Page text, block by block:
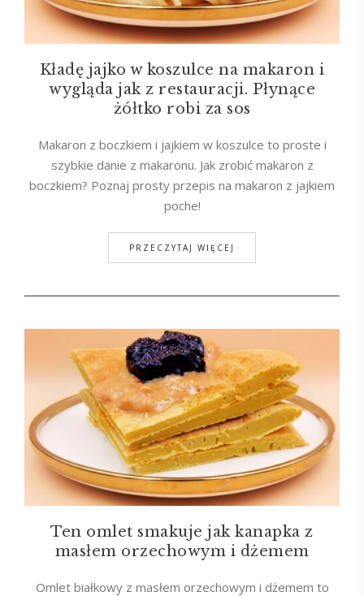
Kładę jajko w koszulce na makaron i
wygląda jak z restauracji. Płynące
żółtko robi za sos
Makaron z boczkiem i jajkiem w koszulce to proste i
szybkie danie z makaronu. Jak zrobić makaron z
boczkiem? Poznaj prosty przepis na makaron z jajkiem
poche!
PRZECZYTAJ WIĘCEJ
Ten omlet smakuje jak kanapka z
masłem orzechowym i dżemem
Omlet białkowy z masłem orzechowym i dżemem to